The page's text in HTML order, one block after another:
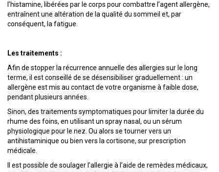
l’histamine, libérées par le corps pour combattre l’agent allergène,
entraînent une altération de la qualité du sommeil et, par
conséquent, la fatigue.
Les traitements :
Afin de stopper la récurrence annuelle des allergies sur le long
terme, il est conseillé de se désensibiliser graduellement : un
allergène est mis au contact de votre organisme à faible dose,
pendant plusieurs années.
Sinon, des traitements symptomatiques pour limiter la durée du
rhume des foins, en utilisant un spray nasal, ou un sérum
physiologique pour le nez. Ou alors se tourner vers un
antihistaminique ou bien vers la cortisone, sur prescription
médicale.
Il est possible de soulager l’allergie à l’aide de remèdes médicaux,